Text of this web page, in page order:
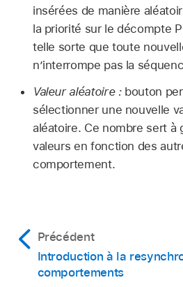
insérées de manière
la priorité sur le décompte
telle sorte que toute
n’interrompe pas la
Valeur aléatoire :bouton
sélectionner une nouvelle
aléatoire. Ce nombre sert à
valeurs en fonction des
comportement.
Précédent
Introduction à la
comportements